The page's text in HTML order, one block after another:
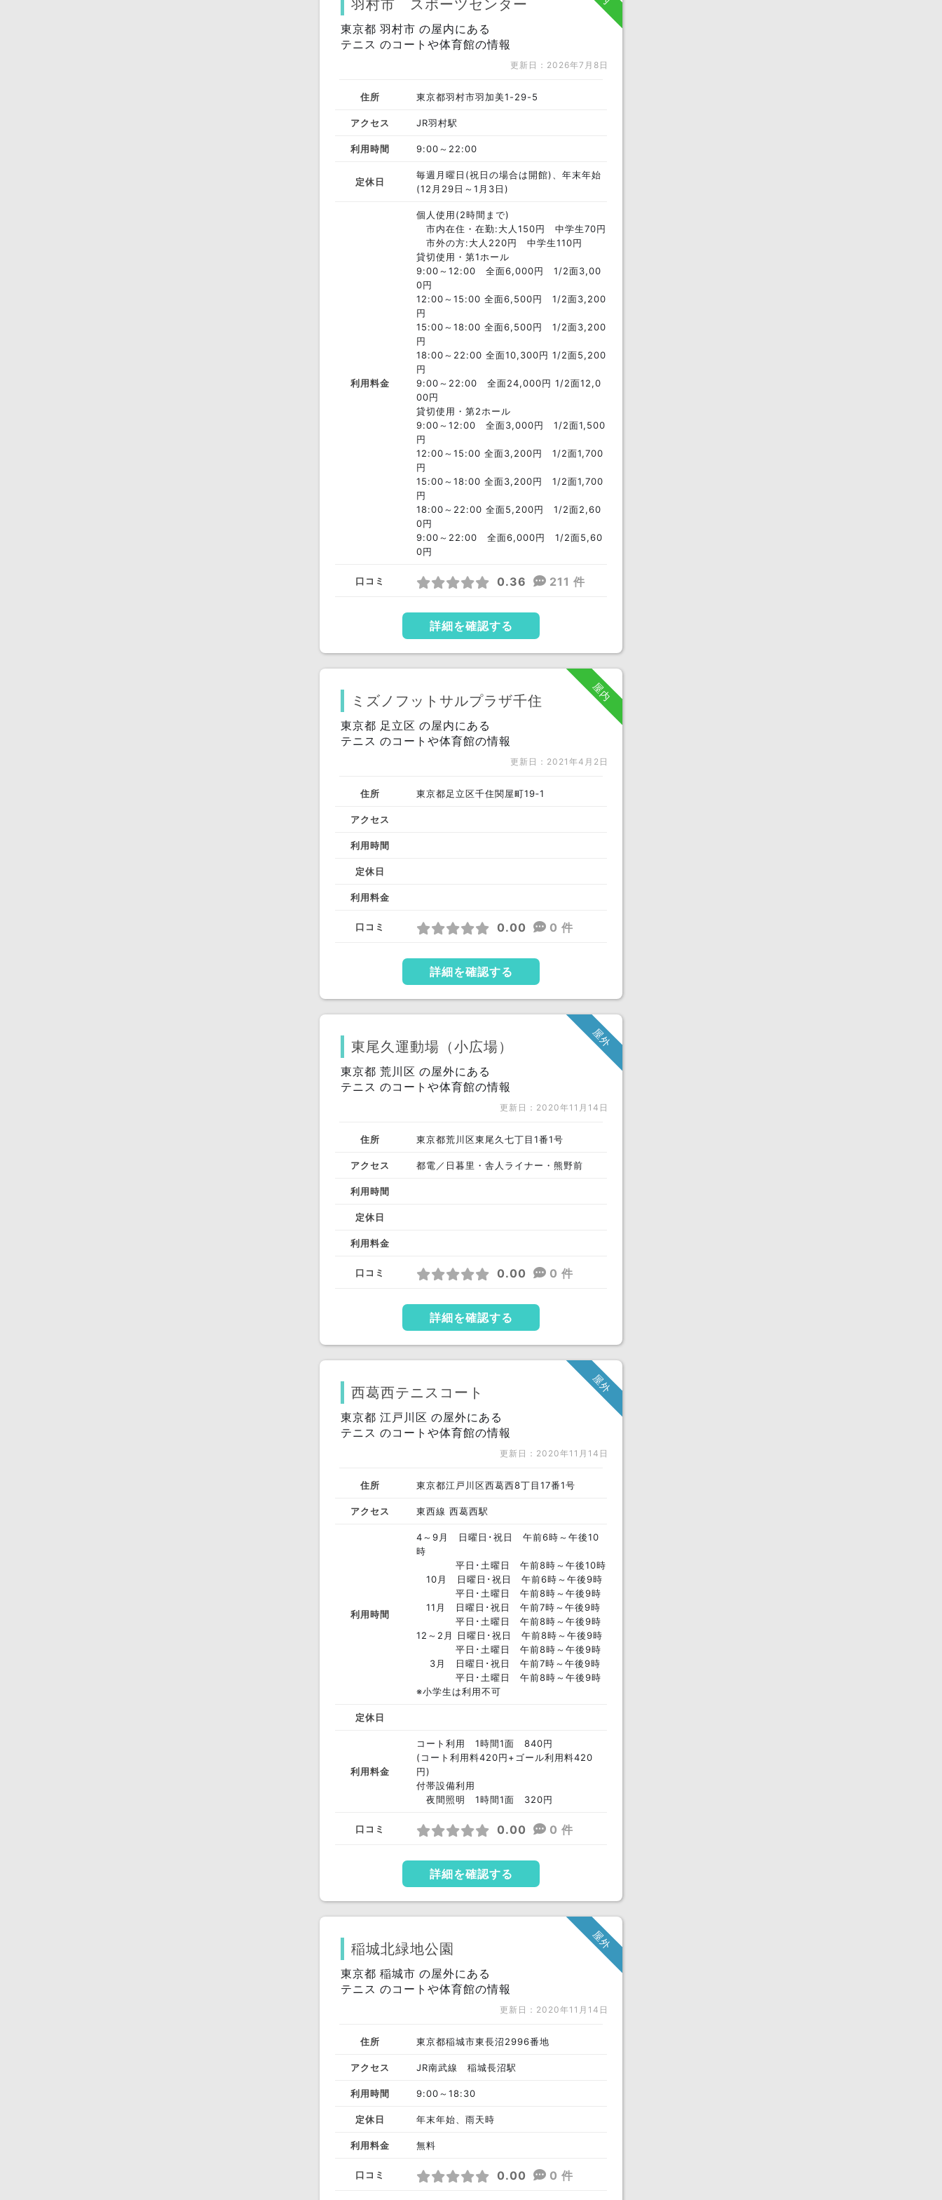
府中市 渋谷区
墨田区 豊島区
福生市 稲城市
清瀬市 江戸川区
武蔵野市 立川市
あきる野市 葛飾区
狛江市 小平市
東久留米市 武蔵村山市
西多摩郡 青梅市
東村山市 国分寺市
東大和市 三宅島三宅村
大島町 利島村
青ヶ島村 八丈島八丈町
御蔵島村
羽村市 スポーツセンター
東京都 羽村市 の屋内にある
テニス のコートや体育館の情報
更新日：2026年7月8日
住所 東京都羽村市羽加美1-29-5
アクセス JR羽村駅
利用時間 9:00～22:00
定休日
毎週月曜日(祝日の場合は開館)、年末年始
(12月29日～1月3日)
利用料金
個人使用(2時間まで)
市内在住・在勤:大人150円 中学生70円
市外の方:大人220円 中学生110円
貸切使用・第1ホール
9:00～12:00 全面6,000円 1/2面3,00
0円
12:00～15:00 全面6,500円 1/2面3,200
円
15:00～18:00 全面6,500円 1/2面3,200
円
18:00～22:00 全面10,300円 1/2面5,200
円
9:00～22:00 全面24,000円 1/2面12,0
00円
貸切使用・第2ホール
9:00～12:00 全面3,000円 1/2面1,500
円
12:00～15:00 全面3,200円 1/2面1,700
円
15:00～18:00 全面3,200円 1/2面1,700
円
18:00～22:00 全面5,200円 1/2面2,60
0円
9:00～22:00 全面6,000円 1/2面5,60
0円
口コミ 0.36 211 件
詳細を確認する
屋内
ミズノフットサルプラザ千住
東京都 足立区 の屋内にある
テニス のコートや体育館の情報
更新日：2021年4月2日
住所 東京都足立区千住関屋町19‐1
アクセス
利用時間
定休日
利用料金
口コミ 0.00 0 件
詳細を確認する
屋外
東尾久運動場（小広場）
東京都 荒川区 の屋外にある
テニス のコートや体育館の情報
更新日：2020年11月14日
住所 東京都荒川区東尾久七丁目1番1号
アクセス 都電／日暮里・舎人ライナー・熊野前
利用時間
定休日
利用料金
口コミ 0.00 0 件
詳細を確認する
屋外
西葛西テニスコート
東京都 江戸川区 の屋外にある
テニス のコートや体育館の情報
更新日：2020年11月14日
住所 東京都江戸川区西葛西8丁目17番1号
アクセス 東西線 西葛西駅
利用時間
4～9月 日曜日･祝日 午前6時～午後10
時
平日･土曜日 午前8時～午後10時
10月 日曜日･祝日 午前6時～午後9時
平日･土曜日 午前8時～午後9時
11月 日曜日･祝日 午前7時～午後9時
平日･土曜日 午前8時～午後9時
12～2月 日曜日･祝日 午前8時～午後9時
平日･土曜日 午前8時～午後9時
3月 日曜日･祝日 午前7時～午後9時
平日･土曜日 午前8時～午後9時
※小学生は利用不可
定休日
利用料金
コート利用 1時間1面 840円
(コート利用料420円+ゴール利用料420
円)
付帯設備利用
夜間照明 1時間1面 320円
口コミ 0.00 0 件
詳細を確認する
屋外
稲城北緑地公園
東京都 稲城市 の屋外にある
テニス のコートや体育館の情報
更新日：2020年11月14日
住所 東京都稲城市東長沼2996番地
アクセス JR南武線 稲城長沼駅
利用時間 9:00～18:30
定休日 年末年始、雨天時
利用料金 無料
口コミ 0.00 0 件